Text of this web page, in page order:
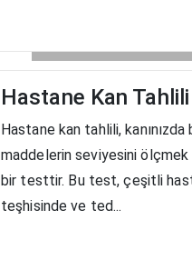
Hastane Kan
Hastane kan tahlili, kanınızda
maddelerin seviyesini ölçmek
bir testtir. Bu test, çeşitli
teşhisinde ve ted...